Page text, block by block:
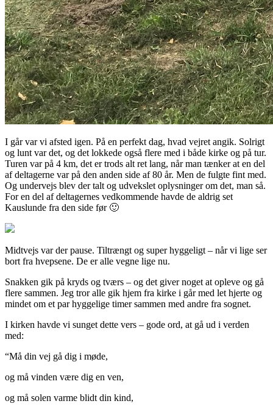
I går var vi afsted igen. På en perfekt dag, hvad vejret angik. Solrigt
og lunt var det, og det lokkede også flere med i både kirke og på tur.
Turen var på 4 km, det er trods alt ret lang, når man tænker at en del
af deltagerne var på den anden side af 80 år. Men de fulgte fint med.
Og undervejs blev der talt og udvekslet oplysninger om det, man så.
For en del af deltagernes vedkommende havde de aldrig set
Kauslunde fra den side før 🙂
Midtvejs var der pause. Tiltrængt og super hyggeligt – når vi lige ser
bort fra hvepsene. De er alle vegne lige nu.
Snakken gik på kryds og tværs – og det giver noget at opleve og gå
flere sammen. Jeg tror alle gik hjem fra kirke i går med let hjerte og
mindet om et par hyggelige timer sammen med andre fra sognet.
I kirken havde vi sunget dette vers – gode ord, at gå ud i verden
med:
“Må din vej gå dig i møde,
og må vinden være dig en ven,
og må solen varme blidt din kind,